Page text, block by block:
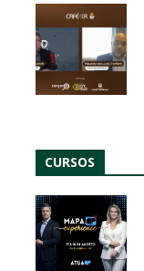
CURSOS